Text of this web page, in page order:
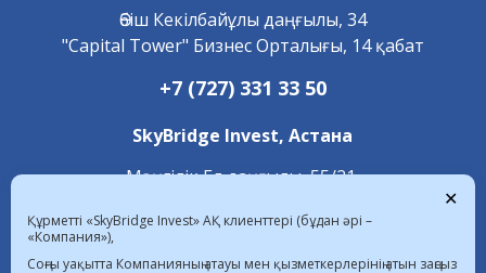
Әбіш Кекілбайұлы даңғылы, 34
"Capital Tower" Бизнес Орталығы, 14 қабат
+7 (727) 331 33 50
SkyBridge Invest,Астана
Мәңгілік Ел даңғылы, 55/21,
✕
Құрметті «SkyBridge Invest» АҚ клиенттері (бұдан әрі –
«Компания»),
Соңғы уақытта Компанияның атауы мен қызметкерлерінің атын заңсыз